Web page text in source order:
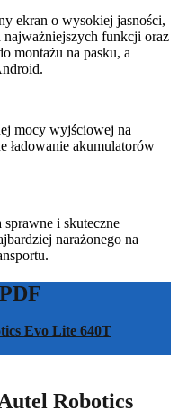
ekran o wysokiej jasności,
funkcji oraz
montażu na pasku, a
mocy wyjściowej na
ładowanie akumulatorów
sprawne i skuteczne
narażonego na
Evo Lite 640T
Robotics